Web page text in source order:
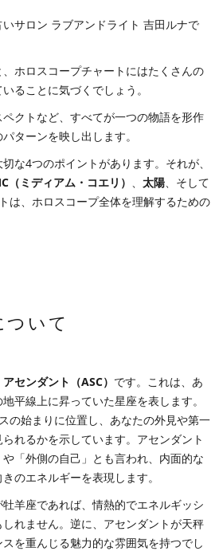
サロン ラブアンドライト 吉田ルナで
ホロスコープチャートにはたくさんの
ることに気づくでしょう。
クトなど、すべてが一つの物語を形作
ターンを映し出します。
な4つのポイントがあります。それが、
（ミディアム・コエリ） 、 太陽、そして
は、ホロスコープ全体を理解するための
ついて
アセンダント（ASC） です。これは、あ
平線上に昇っていた星座を表します。
の始まりに位置し、あなたの外見や第一
れるかを示しています。アセンダント
「外側の自己」とも言われ、内面的な
のエネルギーを表現します。
羊座であれば、情熱的でエネルギッシ
れません。逆に、アセンダントが天秤
を重んじる魅力的な雰囲気を持つでし